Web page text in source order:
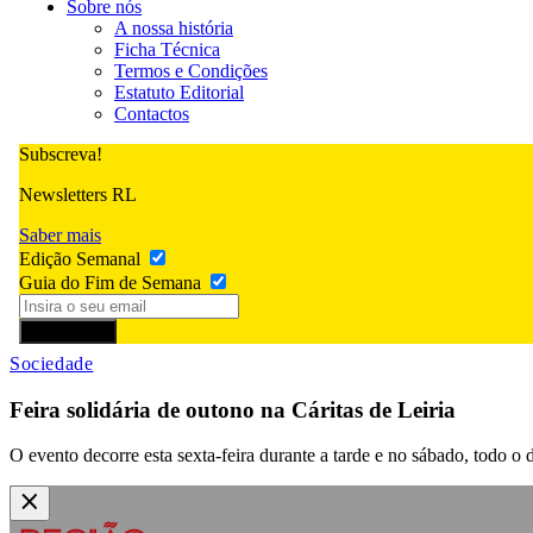
Sobre nós
A nossa história
Ficha Técnica
Termos e Condições
Estatuto Editorial
Contactos
Subscreva!
Newsletters RL
Saber mais
Edição Semanal
Guia do Fim de Semana
Sociedade
Feira solidária de outono na Cáritas de Leiria
O evento decorre esta sexta-feira durante a tarde e no sábado, todo o